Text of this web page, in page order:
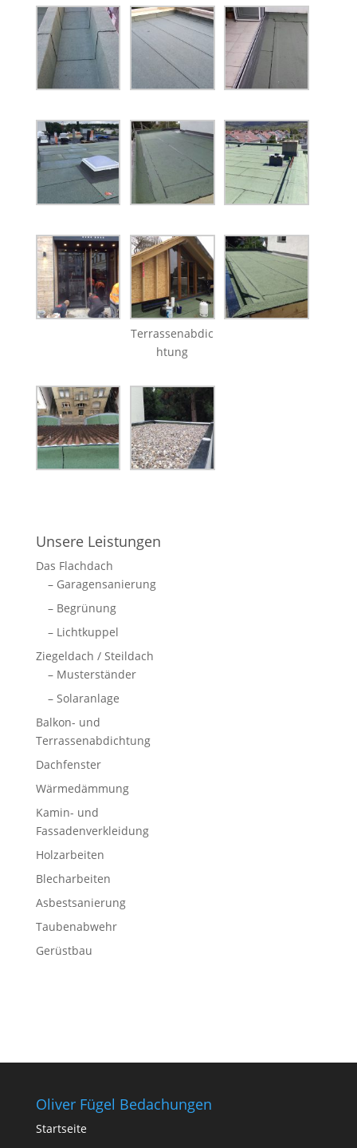
Terrassenabdic
htung
Unsere Leistungen
Das Flachdach
– Garagensanierung
– Begrünung
– Lichtkuppel
Ziegeldach / Steildach
– Musterständer
– Solaranlage
Balkon- und
Terrassenabdichtung
Dachfenster
Wärmedämmung
Kamin- und
Fassadenverkleidung
Holzarbeiten
Blecharbeiten
Asbestsanierung
Taubenabwehr
Gerüstbau
Oliver Fügel Bedachungen
Startseite